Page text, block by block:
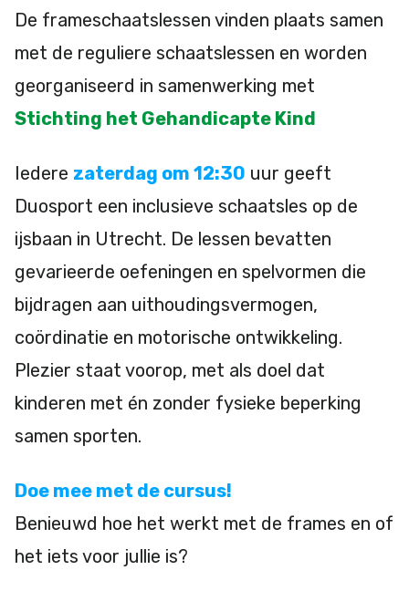
De frameschaatslessen vinden plaats samen
met de reguliere schaatslessen en worden
georganiseerd in samenwerking met
Stichting het Gehandicapte Kind
Iedere zaterdag om 12:30 uur geeft
Duosport een inclusieve schaatsles op de
ijsbaan in Utrecht. De lessen bevatten
gevarieerde oefeningen en spelvormen die
bijdragen aan uithoudingsvermogen,
coördinatie en motorische ontwikkeling.
Plezier staat voorop, met als doel dat
kinderen met én zonder fysieke beperking
samen sporten.
Doe mee met de cursus!
Benieuwd hoe het werkt met de frames en of
het iets voor jullie is?